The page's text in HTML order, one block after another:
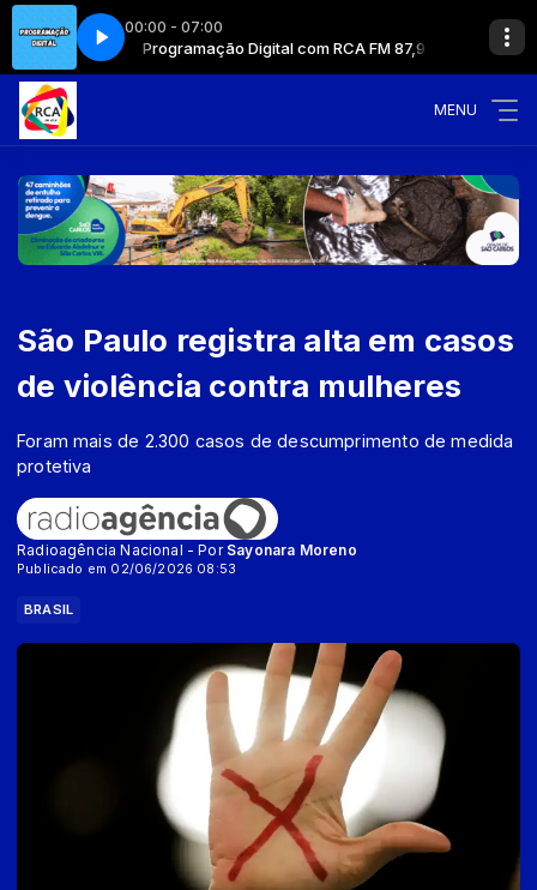
00:00 - 07:00
FM 87,9 Programação Digital com RCA FM 87,9
MENU
São Paulo registra alta em casos
de violência contra mulheres
Foram mais de 2.300 casos de descumprimento de medida
protetiva
Radioagência Nacional - Por Sayonara Moreno
Publicado em 02/06/2026 08:53
BRASIL